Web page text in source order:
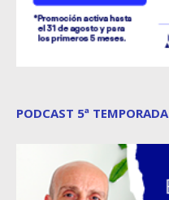
PODCAST 5ª TEMPORADA